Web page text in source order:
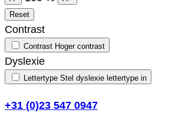
Reset
Contrast
Contrast Hoger contrast
Dyslexie
Lettertype Stel dyslexie lettertype in
+31 (0)23 547 0947